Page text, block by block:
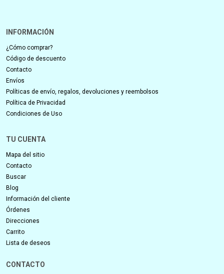
INFORMACIÓN
¿Cómo comprar?
Código de descuento
Contacto
Envíos
Políticas de envío, regalos, devoluciones y reembolsos
Política de Privacidad
Condiciones de Uso
TU CUENTA
Mapa del sitio
Contacto
Buscar
Blog
Información del cliente
Órdenes
Direcciones
Carrito
Lista de deseos
CONTACTO